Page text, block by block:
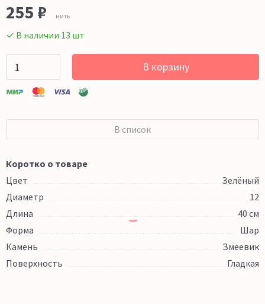
255 ₽ нить
✓ В наличии 13 шт
В корзину
В список
Коротко о товаре
Цвет
Зелёный
Диаметр
12
Длина
40 см
Форма
Шар
Камень
Змеевик
Поверхность
Гладкая